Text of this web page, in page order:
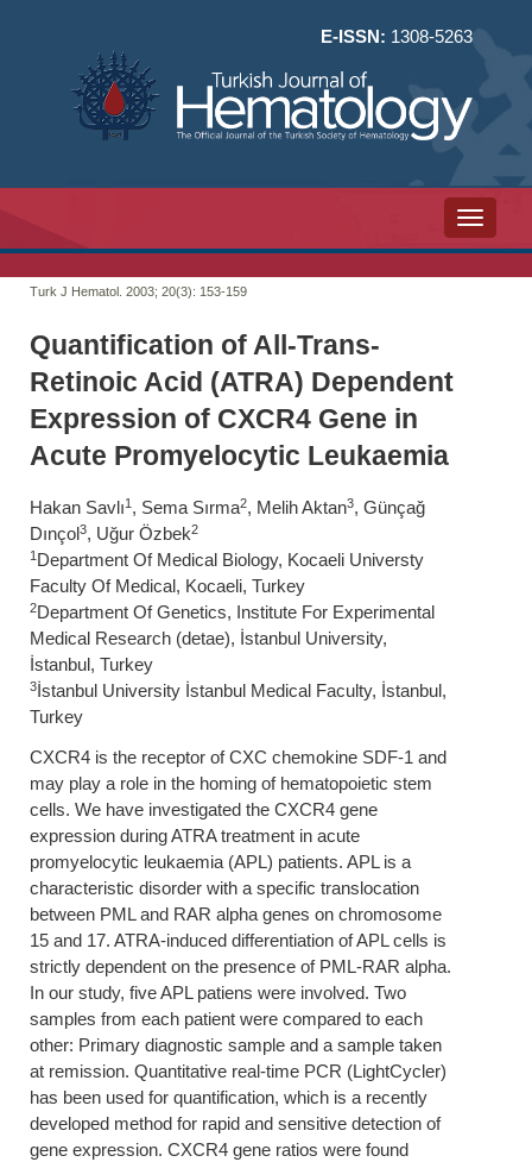
E-ISSN: 1308-5263
Toggle
Turk J Hematol. 2003; 20(3): 153-159
Quantification of All-Trans-
Retinoic Acid (ATRA) Dependent
Expression of CXCR4 Gene in
Acute Promyelocytic Leukaemia
Hakan Savlı1 , Sema Sırma2, Melih Aktan3, Günçağ
Dınçol3, Uğur Özbek2
1 Department Of Medical Biology, Kocaeli Universty
Faculty Of Medical, Kocaeli, Turkey
2Department Of Genetics, Institute For Experimental
Medical Research (detae), İstanbul University,
İstanbul, Turkey
3İstanbul University İstanbul Medical Faculty, İstanbul,
Turkey
CXCR4 is the receptor of CXC chemokine SDF-1 and
may play a role in the homing of hematopoietic stem
cells. We have investigated the CXCR4 gene
expression during ATRA treatment in acute
promyelocytic leukaemia (APL) patients. APL is a
characteristic disorder with a specific translocation
between PML and RAR alpha genes on chromosome
15 and 17. ATRA-induced differentiation of APL cells is
strictly dependent on the presence of PML-RAR alpha.
In our study, five APL patiens were involved. Two
samples from each patient were compared to each
other: Primary diagnostic sample and a sample taken
at remission. Quantitative real-time PCR (LightCycler)
has been used for quantification, which is a recently
developed method for rapid and sensitive detection of
gene expression. CXCR4 gene ratios were found